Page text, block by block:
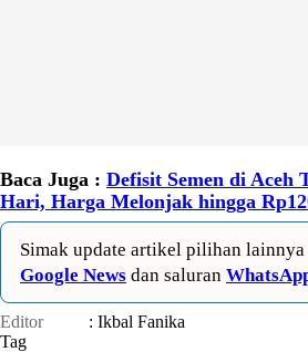
Baca Juga : Defisit Semen di Aceh
Hari, Harga Melonjak hingga
Simak update artikel pilihan
Google News dan saluran
Editor
: Ikbal Fanika
Tag